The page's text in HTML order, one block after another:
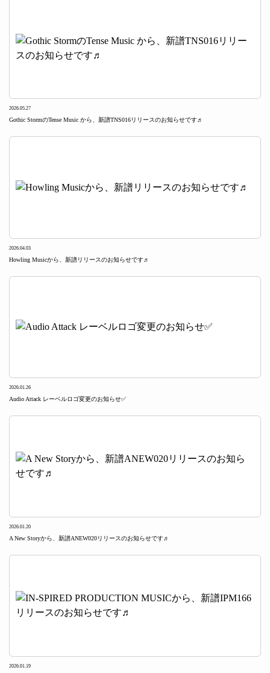
2026.05.27
Gothic StormのTense Music から、新譜TNS016リリースのお知らせです♬
2026.04.03
Howling Musicから、新譜リリースのお知らせです♬
2026.01.26
Audio Attack レーベルロゴ変更のお知らせ✅
2026.01.20
A New Storyから、新譜ANEW020リリースのお知らせです♬
2026.01.19